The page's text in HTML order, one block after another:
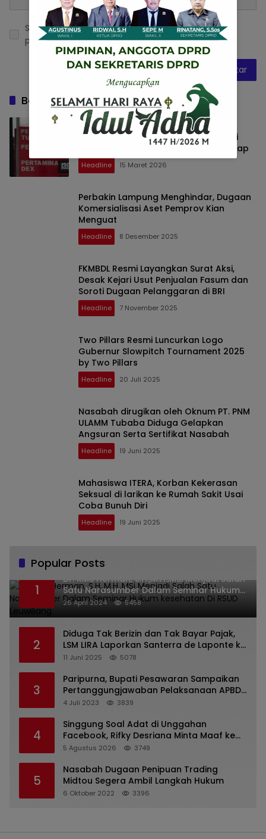
Simpan nama, email, dan situs web saya pada
peramban ini untuk komentar saya berikutnya.
Baca Juga
Pemilik Armada Diduga Terafiliasi
dengan SPBU, Pengisian Solar Subsidi
untuk Truk Pengangkut BBM Terungkap
Headline 15 Maret 2026
Perbakin Lampung Menghindar, Dugaan
Komersialisasi Aset Pemprov Kian
Menguat
Headline 8 Desember 2025
FKMBDL Resmi Layangkan Surat Aksi,
Desak Kejari Usut Penjualan Fasum dan
Soroti Dugaan Pelanggaran di BRI
Headline 7 November 2025
Two Pillars Resmi Luncurkan Logo
Gubernur Slowpitch Tournament 2025
by Two Pillars
Headline 20 Juli 2025
Nasabah dirugikan oleh Oknum PT. PNM
ULAMM Tubaba Diduga Gelapkan
Angsuran Serta Sertifikat Nasabah
Headline 19 Juni 2025
Mahasiswa ITERA, Korban Kekerasan
Seksual di larikan ke Rumah Sakit Usai
Coba Bunuh Diri
Headline 19 Juni 2025
Popular Posts
1
Dr. KMS Herman, S.H.,M.H.,MSi Menjadi Salah
Satu Narasumber Dalam Seminar Hukum
kesehatan Di RSUD Leuwiliang
26 April 2024 5458
2
Diduga Tak Berizin dan Tak Bayar Pajak,
LSM LIRA Laporkan Santerra de Laponte ke
Kejaksaan Kota Batu
11 Juni 2025 5078
3
Paripurna, Bupati Pesawaran Sampaikan
Pertanggungjawaban Pelaksanaan APBD
2022
4 Juli 2023 3839
4
Singgung Soal Adat di Unggahan
Facebook, Rifky Desriana Minta Maaf ke
PDA dan Bupati Kubar
5 Agustus 2026 3749
5
Nasabah Dugaan Penipuan Trading
Midtou Segera Ambil Langkah Hukum
6 Oktober 2022 3396